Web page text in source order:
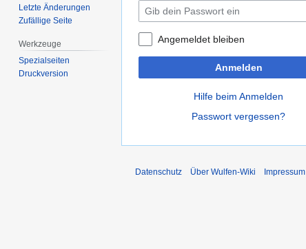
Angemeldet bleiben
Anmelden
Hilfe beim Anmelden
Passwort vergessen?
Letzte Änderungen
Zufällige Seite
Werkzeuge
Spezialseiten
Druckversion
Datenschutz Über Wulfen-Wiki Impressum